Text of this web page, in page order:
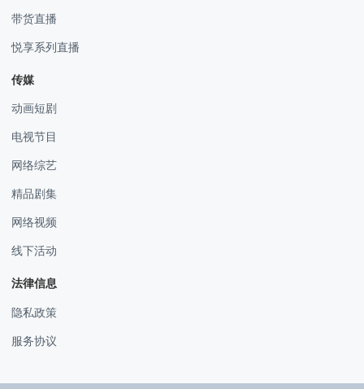
带货直播
悦享系列直播
传媒
动画短剧
电视节目
网络综艺
精品剧集
网络视频
线下活动
法律信息
隐私政策
服务协议